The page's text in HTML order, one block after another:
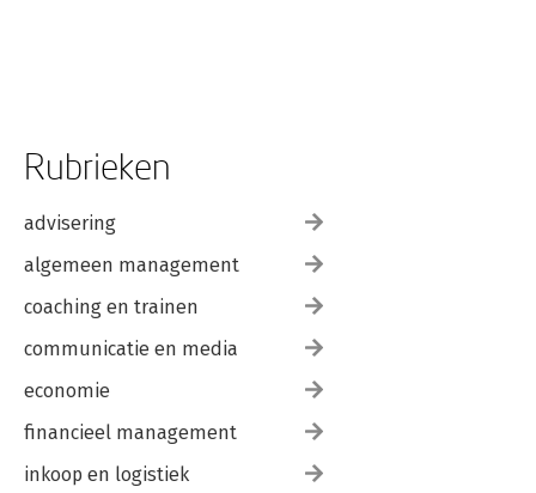
Rubrieken
advisering
algemeen management
coaching en trainen
communicatie en media
economie
financieel management
inkoop en logistiek